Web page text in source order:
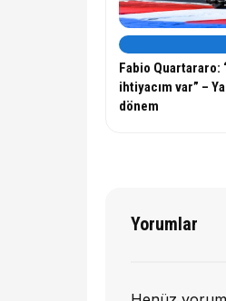
Fabio
ihtiyacım var” –
dönem
Yorumlar